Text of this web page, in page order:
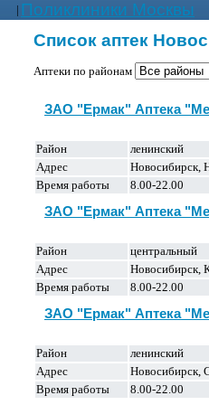
| Поликлиники Москвы
Список аптек
Аптеки по районам
ЗАО "Ермак" Аптека
Район
ленинский
Адрес
Новосибирск,
Время работы
8.00-22.00
ЗАО "Ермак" Аптека
Район
центральный
Адрес
Новосибирск,
Время работы
8.00-22.00
ЗАО "Ермак" Аптека
Район
ленинский
Адрес
Новосибирск,
Время работы
8.00-22.00